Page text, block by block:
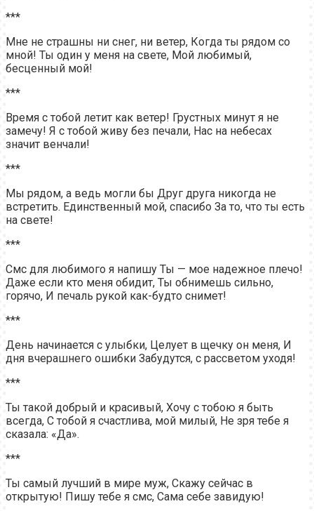
***
Мне не страшны ни снег, ни ветер, Когда ты рядом со
мной! Ты один у меня на свете, Мой любимый,
бесценный мой!
***
Время с тобой летит как ветер! Грустных минут я не
замечу! Я с тобой живу без печали, Нас на небесах
значит венчали!
***
Мы рядом, а ведь могли бы Друг друга никогда не
встретить. Единственный мой, спасибо За то, что ты есть
на свете!
***
Смс для любимого я напишу Ты — мое надежное плечо!
Даже если кто меня обидит, Ты обнимешь сильно,
горячо, И печаль рукой как-будто снимет!
***
День начинается с улыбки, Целует в щечку он меня, И
дня вчерашнего ошибки Забудутся, с рассветом уходя!
***
Ты такой добрый и красивый, Хочу с тобою я быть
всегда, С тобой я счастлива, мой милый, Не зря тебе я
сказала: «Да».
***
Ты самый лучший в мире муж, Скажу сейчас в
открытую! Пишу тебе я смс, Сама себе завидую!